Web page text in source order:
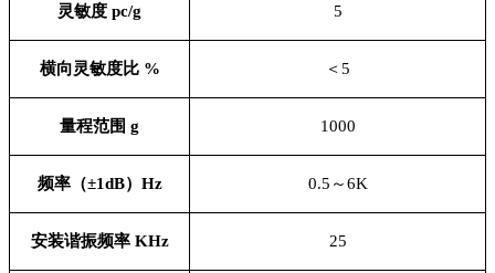
灵敏度 pc/g 5
横向灵敏度比 % ＜5
量程范围 g 1000
频率（±1dB）Hz 0.5 ～6K
安装谐振频率 KHz 25